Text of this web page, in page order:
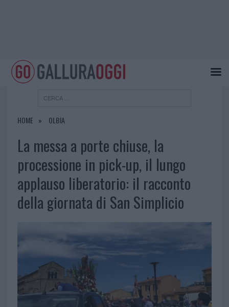
HOME OLBIA
La messa a porte chiuse, la
processione in pick-up, il lungo
applauso liberatorio: il racconto
della giornata di San Simplicio